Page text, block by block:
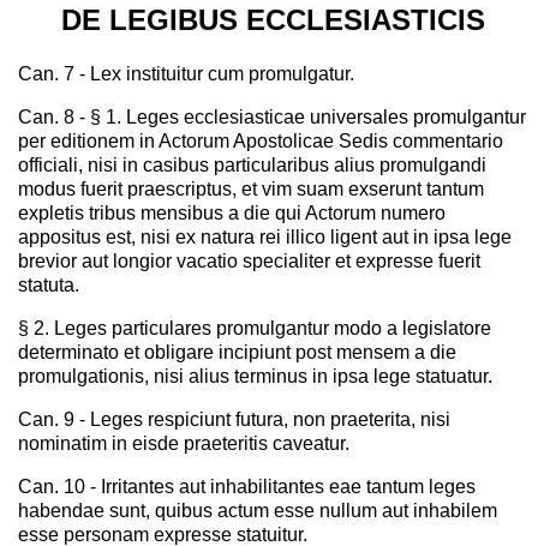
DE LEGIBUS ECCLESIASTICIS
Can. 7 - Lex instituitur cum promulgatur.
Can. 8 - § 1. Leges ecclesiasticae universales promulgantur
per editionem in Actorum Apostolicae Sedis commentario
officiali, nisi in casibus particularibus alius promulgandi
modus fuerit praescriptus, et vim suam exserunt tantum
expletis tribus mensibus a die qui Actorum numero
appositus est, nisi ex natura rei illico ligent aut in ipsa lege
brevior aut longior vacatio specialiter et expresse fuerit
statuta.
§ 2. Leges particulares promulgantur modo a legislatore
determinato et obligare incipiunt post mensem a die
promulgationis, nisi alius terminus in ipsa lege statuatur.
Can. 9 - Leges respiciunt futura, non praeterita, nisi
nominatim in eisde praeteritis caveatur.
Can. 10 - Irritantes aut inhabilitantes eae tantum leges
habendae sunt, quibus actum esse nullum aut inhabilem
esse personam expresse statuitur.